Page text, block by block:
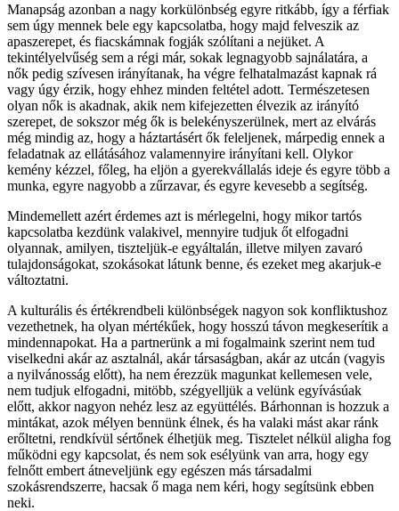
Manapság azonban a nagy korkülönbség egyre ritkább, így a férfiak
sem úgy mennek bele egy kapcsolatba, hogy majd felveszik az
apaszerepet, és fiacskámnak fogják szólítani a nejüket. A
tekintélyelvűség sem a régi már, sokak legnagyobb sajnálatára, a
nők pedig szívesen irányítanak, ha végre felhatalmazást kapnak rá
vagy úgy érzik, hogy ehhez minden feltétel adott. Természetesen
olyan nők is akadnak, akik nem kifejezetten élvezik az irányító
szerepet, de sokszor még ők is belekényszerülnek, mert az elvárás
még mindig az, hogy a háztartásért ők feleljenek, márpedig ennek a
feladatnak az ellátásához valamennyire irányítani kell. Olykor
kemény kézzel, főleg, ha eljön a gyerekvállalás ideje és egyre több a
munka, egyre nagyobb a zűrzavar, és egyre kevesebb a segítség.
Mindemellett azért érdemes azt is mérlegelni, hogy mikor tartós
kapcsolatba kezdünk valakivel, mennyire tudjuk őt elfogadni
olyannak, amilyen, tiszteljük-e egyáltalán, illetve milyen zavaró
tulajdonságokat, szokásokat látunk benne, és ezeket meg akarjuk-e
változtatni.
A kulturális és értékrendbeli különbségek nagyon sok konfliktushoz
vezethetnek, ha olyan mértékűek, hogy hosszú távon megkeserítik a
mindennapokat. Ha a partnerünk a mi fogalmaink szerint nem tud
viselkedni akár az asztalnál, akár társaságban, akár az utcán (vagyis
a nyilvánosság előtt), ha nem érezzük magunkat kellemesen vele,
nem tudjuk elfogadni, mitöbb, szégyelljük a velünk egyívásúak
előtt, akkor nagyon nehéz lesz az együttélés. Bárhonnan is hozzuk a
mintákat, azok mélyen bennünk élnek, és ha valaki mást akar ránk
erőltetni, rendkívül sértőnek élhetjük meg. Tisztelet nélkül aligha fog
működni egy kapcsolat, és nem sok esélyünk van arra, hogy egy
felnőtt embert átneveljünk egy egészen más társadalmi
szokásrendszerre, hacsak ő maga nem kéri, hogy segítsünk ebben
neki.